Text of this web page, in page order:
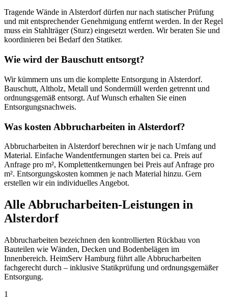
Tragende Wände in Alsterdorf dürfen nur nach statischer Prüfung
und mit entsprechender Genehmigung entfernt werden. In der Regel
muss ein Stahlträger (Sturz) eingesetzt werden. Wir beraten Sie und
koordinieren bei Bedarf den Statiker.
Wie wird der Bauschutt entsorgt?
Wir kümmern uns um die komplette Entsorgung in Alsterdorf.
Bauschutt, Altholz, Metall und Sondermüll werden getrennt und
ordnungsgemäß entsorgt. Auf Wunsch erhalten Sie einen
Entsorgungsnachweis.
Was kosten Abbrucharbeiten in Alsterdorf?
Abbrucharbeiten in Alsterdorf berechnen wir je nach Umfang und
Material. Einfache Wandentfernungen starten bei ca. Preis auf
Anfrage pro m², Komplettentkernungen bei Preis auf Anfrage pro
m². Entsorgungskosten kommen je nach Material hinzu. Gern
erstellen wir ein individuelles Angebot.
Alle Abbrucharbeiten-Leistungen in
Alsterdorf
Abbrucharbeiten bezeichnen den kontrollierten Rückbau von
Bauteilen wie Wänden, Decken und Bodenbelägen im
Innenbereich. HeimServ Hamburg führt alle Abbrucharbeiten
fachgerecht durch – inklusive Statikprüfung und ordnungsgemäßer
Entsorgung.
1